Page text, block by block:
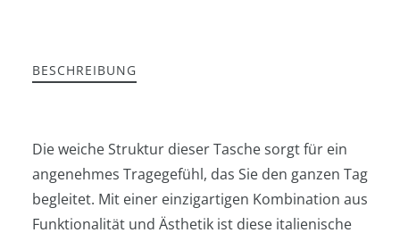
BESCHREIBUNG
Die weiche Struktur dieser Tasche sorgt für ein
angenehmes Tragegefühl, das Sie den ganzen Tag
begleitet. Mit einer einzigartigen Kombination aus
Funktionalität und Ästhetik ist diese italienische